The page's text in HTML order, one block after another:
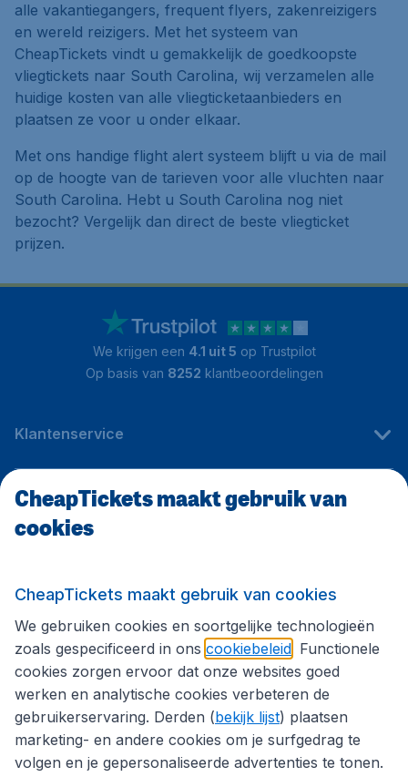
alle vakantiegangers, frequent flyers, zakenreizigers
en wereld reizigers. Met het systeem van
CheapTickets vindt u gemakkelijk de goedkoopste
vliegtickets naar South Carolina, wij verzamelen alle
huidige kosten van alle vliegticketaanbieders en
plaatsen ze voor u onder elkaar.
Met ons handige flight alert systeem blijft u via de mail
op de hoogte van de tarieven voor alle vluchten naar
South Carolina. Hebt u South Carolina nog niet
bezocht? Vergelijk dan direct de beste vliegticket
prijzen.
We krijgen een 4.1 uit 5 op Trustpilot
Op basis van 8252 klantbeoordelingen
Klantenservice
CheapTickets.be
Volg CheapTickets.be
CheapTickets maakt gebruik van
cookies
CheapTickets maakt gebruik van cookies
We gebruiken cookies en soortgelijke technologieën
zoals gespecificeerd in ons cookiebeleid . Functionele
cookies zorgen ervoor dat onze websites goed
werken en analytische cookies verbeteren de
gebruikerservaring. Derden (bekijk lijst) plaatsen
marketing- en andere cookies om je surfgedrag te
volgen en je gepersonaliseerde advertenties te tonen.